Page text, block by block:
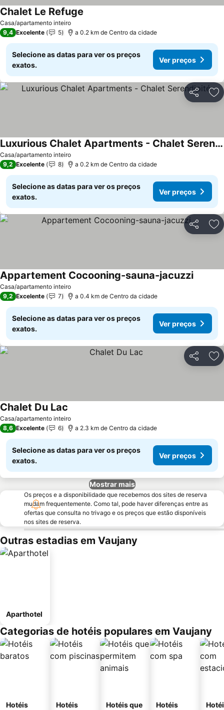
Casa/apartamento inteiro
Chalet Le Refuge
9,4 Excelente 5 a 0.2 km de Centro da cidade
Selecione as datas para ver os preços
exatos.
Ver preços
Partilhar
Casa/apartamento inteiro
Luxurious Chalet Apartments - Chalet Serendipité
9,2 Excelente 8 a 0.2 km de Centro da cidade
Selecione as datas para ver os preços
exatos.
Ver preços
Partilhar
Casa/apartamento inteiro
Appartement Cocooning-sauna-jacuzzi
9,2 Excelente 7 a 0.4 km de Centro da cidade
Selecione as datas para ver os preços
exatos.
Ver preços
Partilhar
Casa/apartamento inteiro
Chalet Du Lac
8,6 Excelente 6 a 2.3 km de Centro da cidade
Selecione as datas para ver os preços
exatos.
Ver preços
Mostrar mais
Os preços e a disponibilidade que recebemos dos sites de reserva
mudam frequentemente. Como tal, pode haver diferenças entre as
ofertas que consulta no trivago e os preços que estão disponíveis
nos sites de reserva.
Outras estadias em Vaujany
Aparthotel
Categorias de hotéis populares em Vaujany
Hotéis
Hotéis
Hotéis que
Hotéis